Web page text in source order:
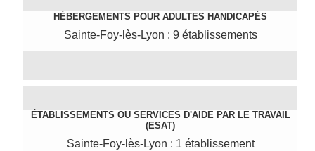
HÉBERGEMENTS POUR ADULTES HANDICAPÉS
Sainte-Foy-lès-Lyon : 9 établissements
ÉTABLISSEMENTS OU SERVICES D'AIDE PAR LE TRAVAIL
(ESAT)
Sainte-Foy-lès-Lyon : 1 établissement